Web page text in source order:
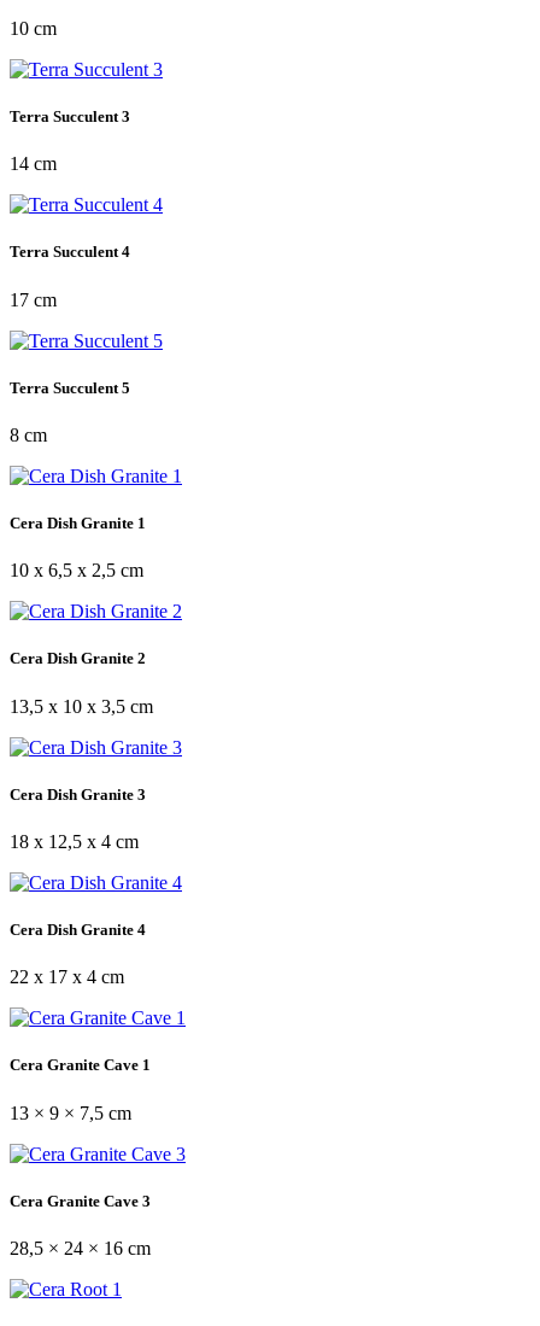
10 cm
Terra Succulent 3
14 cm
Terra Succulent 4
17 cm
Terra Succulent 5
8 cm
Cera Dish Granite 1
10 x 6,5 x 2,5 cm
Cera Dish Granite 2
13,5 x 10 x 3,5 cm
Cera Dish Granite 3
18 x 12,5 x 4 cm
Cera Dish Granite 4
22 x 17 x 4 cm
Cera Granite Cave 1
13 × 9 × 7,5 cm
Cera Granite Cave 3
28,5 × 24 × 16 cm